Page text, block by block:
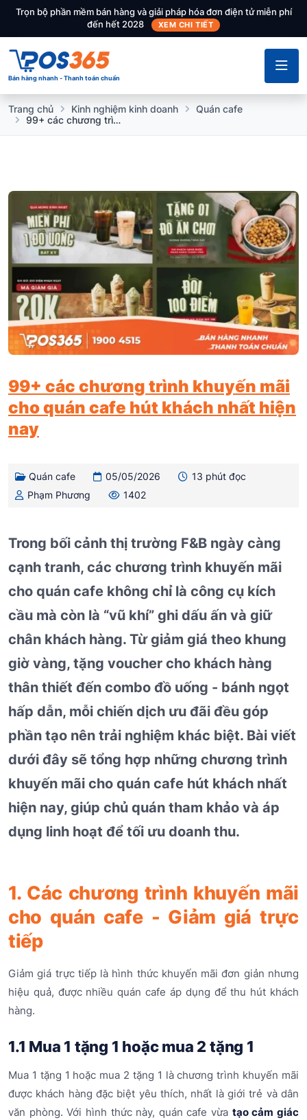
Trọn bộ phần mềm bán hàng và giải pháp hóa đơn điện tử miễn phí
đến hết 2028
XEM CHI TIẾT
Bán hàng nhanh - Thanh toán chuẩn
Trang chủ Kinh nghiệm kinh doanh
Quán cafe
99+ các chương trình khuyến mãi cho quán cafe hút khách nhất hiện nay
99+ các chương trình khuyến mãi
cho quán cafe hút khách nhất hiện
nay
Quán cafe 05/05/2026
13 phút đọc
Phạm Phương
1402
Trong bối cảnh thị trường F&B ngày càng
cạnh tranh, các chương trình khuyến mãi
cho quán cafe không chỉ là công cụ kích
cầu mà còn là “vũ khí” ghi dấu ấn và giữ
chân khách hàng. Từ giảm giá theo khung
giờ vàng, tặng voucher cho khách hàng
thân thiết đến combo đồ uống - bánh ngọt
hấp dẫn, mỗi chiến dịch ưu đãi đều góp
phần tạo nên trải nghiệm khác biệt. Bài viết
dưới đây sẽ tổng hợp những chương trình
khuyến mãi cho quán cafe hút khách nhất
hiện nay, giúp chủ quán tham khảo và áp
dụng linh hoạt để tối ưu doanh thu.
1. Các chương trình khuyến mãi
cho quán cafe - Giảm giá trực
tiếp
Giảm giá trực tiếp là hình thức khuyến mãi đơn giản nhưng
hiệu quả, được nhiều quán cafe áp dụng để thu hút khách
hàng.
1.1 Mua 1 tặng 1 hoặc mua 2 tặng 1
Mua 1 tặng 1 hoặc mua 2 tặng 1 là chương trình khuyến mãi
được khách hàng đặc biệt yêu thích, nhất là giới trẻ và dân
văn phòng. Với hình thức này, quán cafe vừa tạo cảm giác